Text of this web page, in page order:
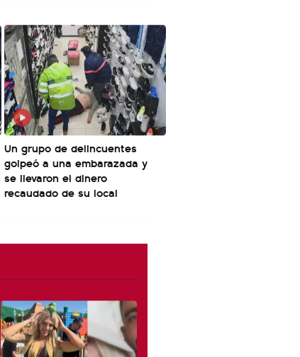
Un grupo de delincuentes
golpeó a una embarazada y
se llevaron el dinero
recaudado de su local